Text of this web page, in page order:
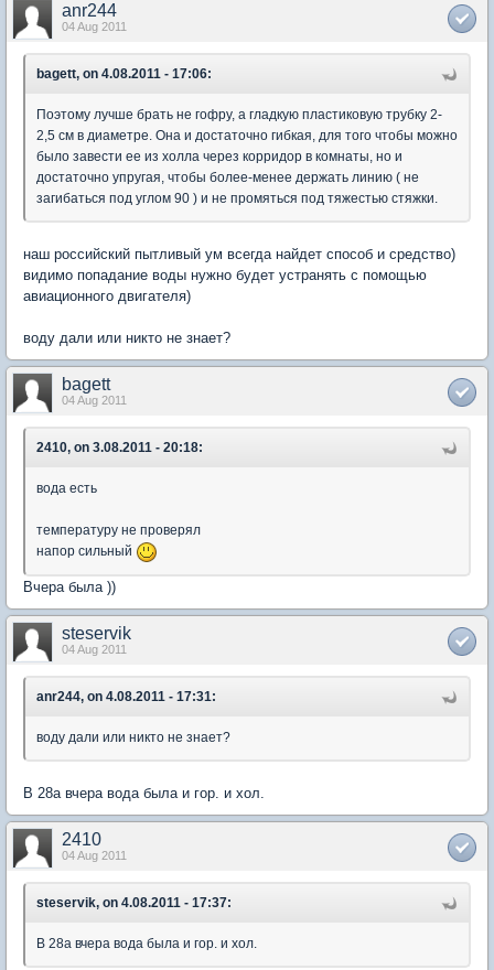
anr244
04 Aug 2011
bagett, on 4.08.2011 - 17:06:
Поэтому лучше брать не гофру, а гладкую пластиковую трубку 2-
2,5 см в диаметре. Она и достаточно гибкая, для того чтобы можно
было завести ее из холла через корридор в комнаты, но и
достаточно упругая, чтобы более-менее держать линию ( не
загибаться под углом 90 ) и не промяться под тяжестью стяжки.
наш российский пытливый ум всегда найдет способ и средство)
видимо попадание воды нужно будет устранять с помощью
авиационного двигателя)
воду дали или никто не знает?
bagett
04 Aug 2011
2410, on 3.08.2011 - 20:18:
вода есть
температуру не проверял
напор сильный
Вчера была ))
steservik
04 Aug 2011
anr244, on 4.08.2011 - 17:31:
воду дали или никто не знает?
В 28а вчера вода была и гор. и хол.
2410
04 Aug 2011
steservik, on 4.08.2011 - 17:37:
В 28а вчера вода была и гор. и хол.